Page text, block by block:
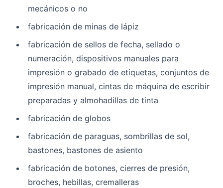
mecánicos o no
fabricación de minas de lápiz
fabricación de sellos de fecha, sellado o
numeración, dispositivos manuales para
impresión o grabado de etiquetas, conjuntos de
impresión manual, cintas de máquina de escribir
preparadas y almohadillas de tinta
fabricación de globos
fabricación de paraguas, sombrillas de sol,
bastones, bastones de asiento
fabricación de botones, cierres de presión,
broches, hebillas, cremalleras